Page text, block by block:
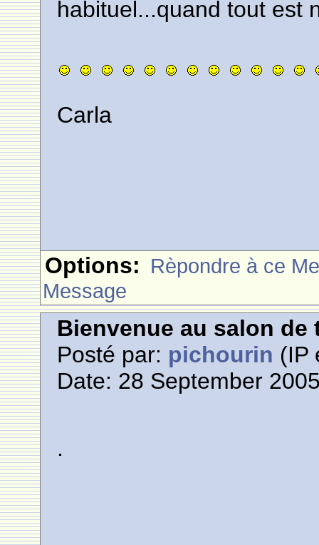
habituel...quand tout est
Carla
Options: Rèpondre à ce
Message
Bienvenue au salon de
Posté par: pichourin (IP
Date: 28 September
.